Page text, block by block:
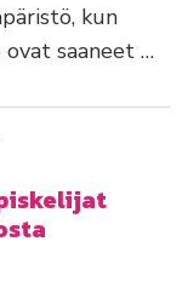
kun
ovat saaneet …